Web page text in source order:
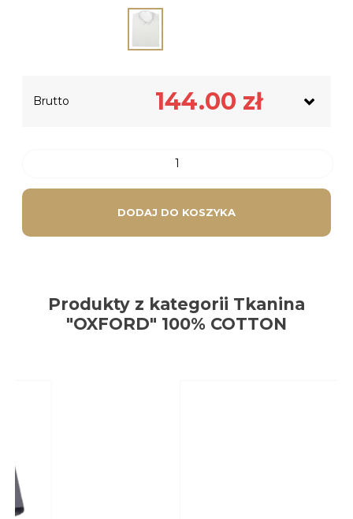
Netto
Podatek VAT
Brutto 144.00 zł
DODAJ DO KOSZYKA
Produkty z kategorii Tkanina
"OXFORD" 100% COTTON